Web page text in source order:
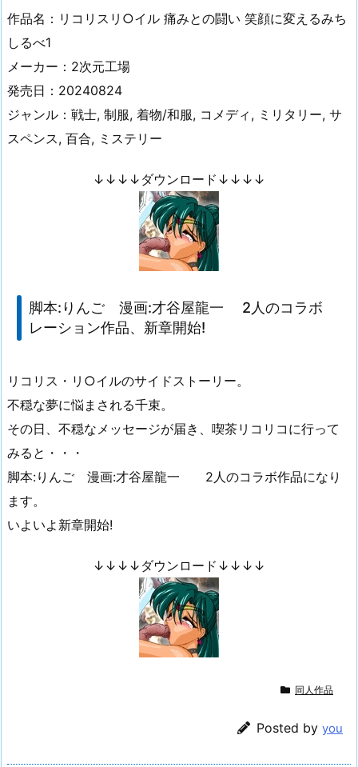
作品名：リコリスリ○イル 痛みとの闘い 笑顔に変えるみち
しるべ1
メーカー：2次元工場
発売日：20240824
ジャンル：戦士, 制服, 着物/和服, コメディ, ミリタリー, サ
スペンス, 百合, ミステリー
↓↓↓↓ダウンロード↓↓↓↓
脚本:りんご 漫画:才谷屋龍一 2人のコラボ
レーション作品、新章開始!
リコリス・リ○イルのサイドストーリー。
不穏な夢に悩まされる千束。
その日、不穏なメッセージが届き、喫茶リコリコに行って
みると・・・
脚本:りんご 漫画:才谷屋龍一 2人のコラボ作品になり
ます。
いよいよ新章開始!
↓↓↓↓ダウンロード↓↓↓↓
同人作品
Posted by you